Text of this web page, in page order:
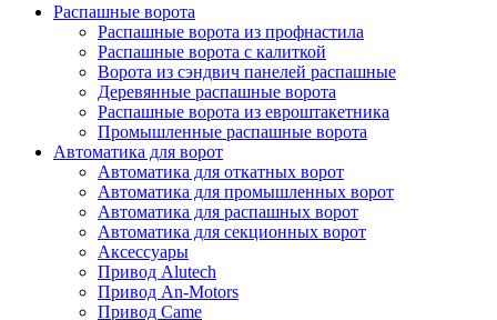
Распашные ворота
Распашные ворота из профнастила
Распашные ворота с калиткой
Ворота из сэндвич панелей распашные
Деревянные распашные ворота
Распашные ворота из евроштакетника
Промышленные распашные ворота
Автоматика для ворот
Автоматика для откатных ворот
Автоматика для промышленных ворот
Автоматика для распашных ворот
Автоматика для секционных ворот
Аксессуары
Привод Alutech
Привод An-Motors
Привод Came